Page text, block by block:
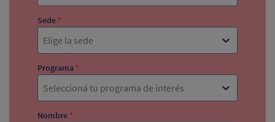
Sede *
Elige la sede
Programa *
Seleccioná tu programa de interés
Nombre *